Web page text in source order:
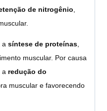
de nitrogênio
a síntese de proteínas
muscular. Por causa
a redução do
muscular e favorecendo